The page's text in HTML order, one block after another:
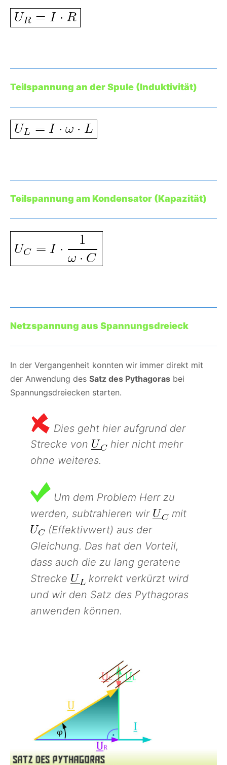
Teilspannung an der Spule (Induktivität)
Teilspannung am Kondensator (Kapazität)
Netzspannung aus Spannungsdreieck
In der Vergangenheit konnten wir immer direkt mit
der Anwendung des Satz des Pythagoras bei
Spannungsdreiecken starten.
Dies geht hier aufgrund der
Strecke von
hier nicht mehr
ohne weiteres.
Um dem Problem Herr zu
werden, subtrahieren wir
mit
(Effektivwert) aus der
Gleichung. Das hat den Vorteil,
dass auch die zu lang geratene
Strecke
korrekt verkürzt wird
und wir den Satz des Pythagoras
anwenden können.